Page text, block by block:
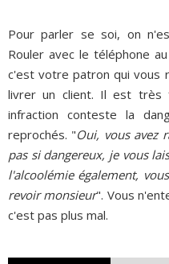
Pour parler se soi, on
Rouler avec le téléphone
c'est votre patron qui vous
livrer un client. Il est très
infraction conteste la
reprochés. "Oui, vous avez
pas si dangereux, je vous
l'alcoolémie également,
revoir monsieur". Vous
c'est pas plus mal.